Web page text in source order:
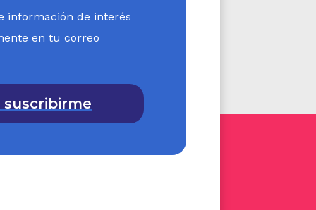
125del Estatuto
del impuesto de
y complementarios
de las donaciones
información de interés
en tu correo
suscribirme